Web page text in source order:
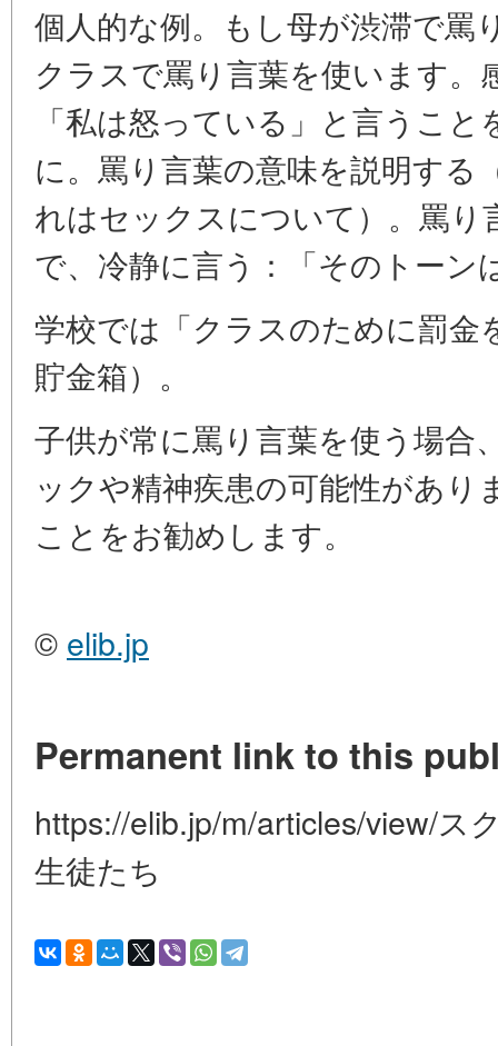
個人的な例。もし母が渋滞で罵
クラスで罵り言葉を使います。
「私は怒っている」と言うこ
に。罵り言葉の意味を説明する
れはセックスについて）。罵
で、冷静に言う：「そのトーン
学校では「クラスのために罰金
貯金箱）。
子供が常に罵り言葉を使う場合
ックや精神疾患の可能性があり
ことをお勧めします。
© elib.jp
Permanent link to this
https://elib.jp/m/articles/view/ス
生徒たち